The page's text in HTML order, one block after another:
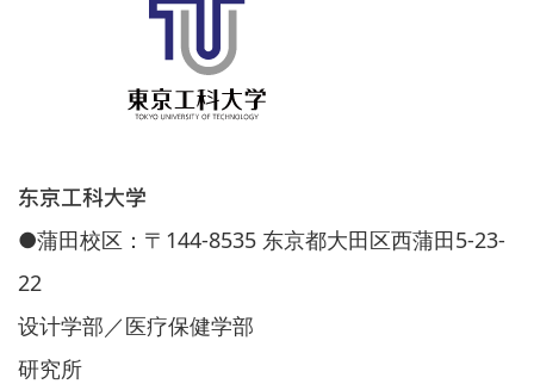
东京工科大学
●蒲田校区：〒144-8535 东京都大田区西蒲田5-23-
22
设计学部／医疗保健学部
研究所